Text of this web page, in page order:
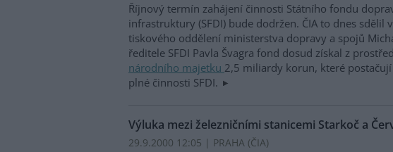
Říjnový termín zahájení činnosti Státního fondu
infrastruktury (SFDI) bude dodržen. ČIA to dnes sdělil
tiskového oddělení ministerstva dopravy a spojů
ředitele SFDI Pavla Švagra fond dosud získal z
národního majetku 2,5 miliardy korun, které
plné činnosti SFDI.
Výluka mezi železničními stanicemi Starkoč a
29.9.2000 12:05 | PRAHA (ČIA)